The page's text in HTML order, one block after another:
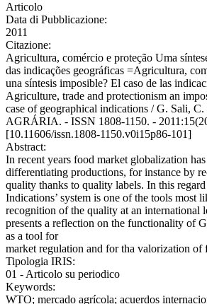
Articolo
Data di Pubblicazione:
2011
Citazione:
Agricultura, comércio e proteção Uma
das indicações geográficas =Agricultura,
una síntesis imposible? El caso de las
Agriculture, trade and protectionism an
case of geographical indications / G. Sali,
AGRÁRIA. - ISSN 1808-1150. -
[10.11606/issn.1808-1150.v0i15p86-101]
Abstract:
In recent years food market globalization
differentiating productions, for instance by
quality thanks to quality labels. In this
Indications’ system is one of the tools most
recognition of the quality at an international
presents a reflection on the functionality of
as a tool for
market regulation and for tha valorization of
Tipologia IRIS:
01 - Articolo su periodico
Keywords:
WTO; mercado agrícola; acuerdos